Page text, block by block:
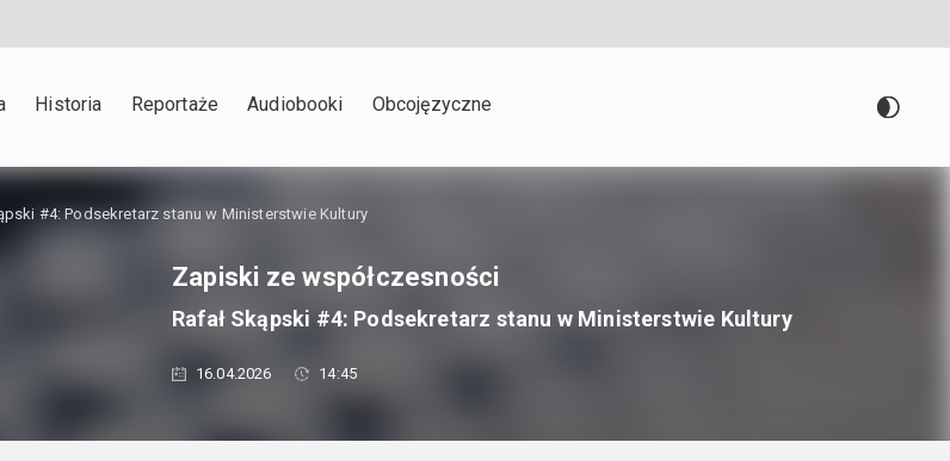
Historia Reportaże Audiobooki Obcojęzyczne
#4: Podsekretarz stanu w Ministerstwie Kultury
Zapiski ze współczesności
Rafał Skąpski #4: Podsekretarz stanu w Ministerstwie Kultury
16.04.2026 14:45